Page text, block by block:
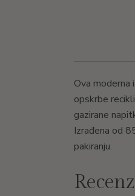
Ova moderna
opskrbe
gazirane
Izrađena od
pakiranju.